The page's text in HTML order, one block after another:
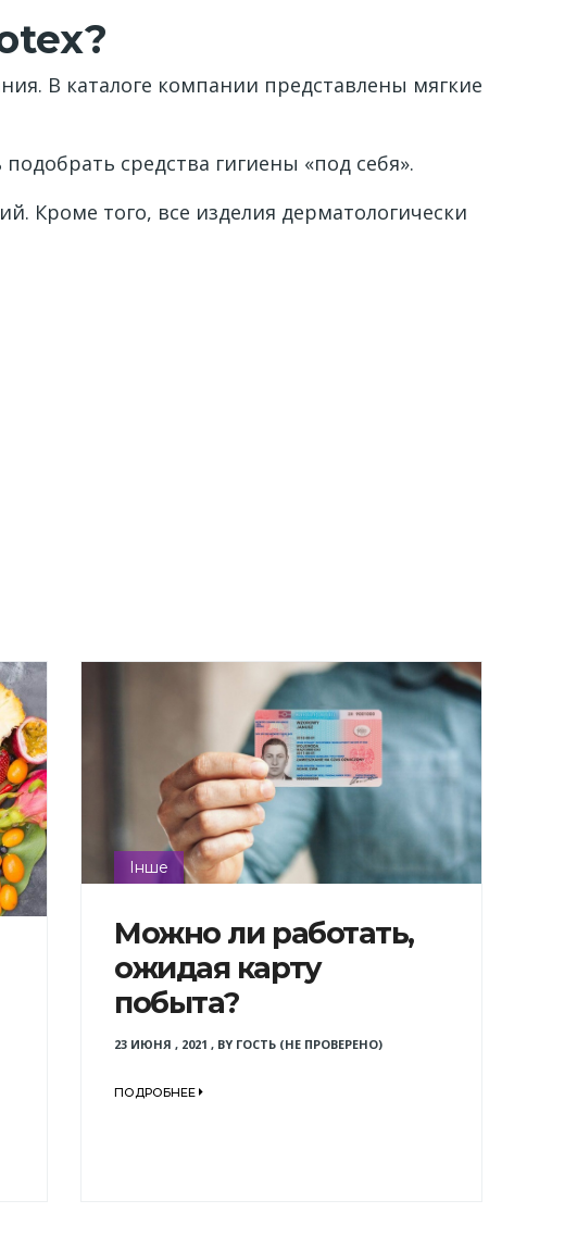
В каталоге компании представлены мягкие
средства гигиены «под себя».
Кроме того, все изделия дерматологически
Інше
Можно ли работать,
ожидая карту
побыта?
23 ИЮНЯ , 2021 , BY ГОСТЬ (НЕ ПРОВЕРЕНО)
ПОДРОБНЕЕ